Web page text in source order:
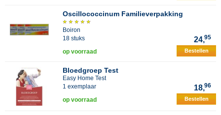
Oscillococcinum Familieverpakking
Boiron
18 stuks
24,95
op voorraad Bestellen
Bloedgroep Test
Easy Home Test
1 exemplaar
18,96
op voorraad Bestellen